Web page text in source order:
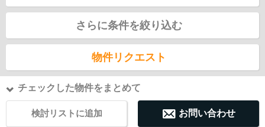
さらに条件を絞り込む
物件リクエスト
チェックした物件をまとめて
検討リストに追加 お問い合わせ